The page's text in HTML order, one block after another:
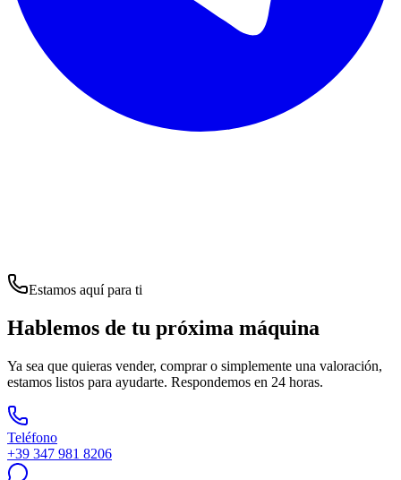
Estamos aquí para ti
Hablemos de tu próxima máquina
Ya sea que quieras vender, comprar o simplemente una valoración,
estamos listos para ayudarte. Respondemos en 24 horas.
Teléfono
+39 347 981 8206